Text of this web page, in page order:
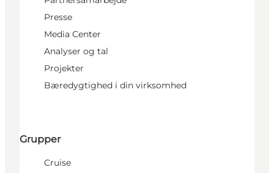
Presse
Media Center
Analyser og tal
Projekter
Bæredygtighed i din virksomhed
Grupper
Cruise